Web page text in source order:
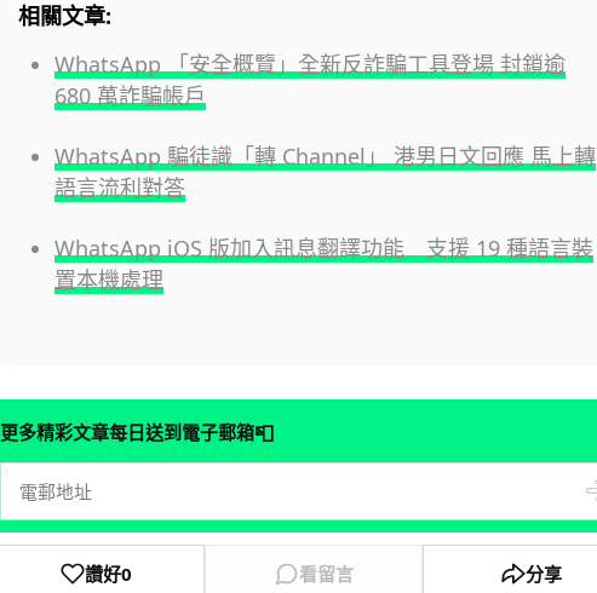
相關文章:
WhatsApp 「安全概覽」全新反詐騙工具登場 封鎖逾
680 萬詐騙帳戶
WhatsApp 騙徒識「轉 Channel」 港男日文回應 馬上轉
語言流利對答
WhatsApp iOS 版加入訊息翻譯功能 支援 19 種語言裝
置本機處理
更多精彩文章每日送到電子郵箱📮
讚好0 看留言 分享